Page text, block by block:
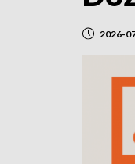
2026-